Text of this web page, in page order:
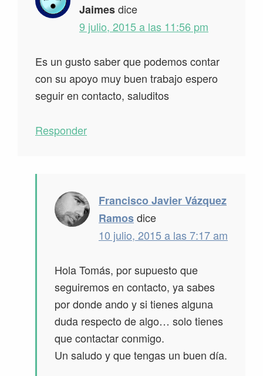
Jaimesdice
9 julio, 2015 a las 11:56 pm
Es un gusto saber que podemos contar
con su apoyo muy buen trabajo espero
seguir en contacto, saluditos
Responder
Francisco Javier Vázquez
Ramosdice
10 julio, 2015 a las 7:17 am
Hola Tomás, por supuesto que
seguiremos en contacto, ya sabes
por donde ando y si tienes alguna
duda respecto de algo… solo tienes
que contactar conmigo.
Un saludo y que tengas un buen día.